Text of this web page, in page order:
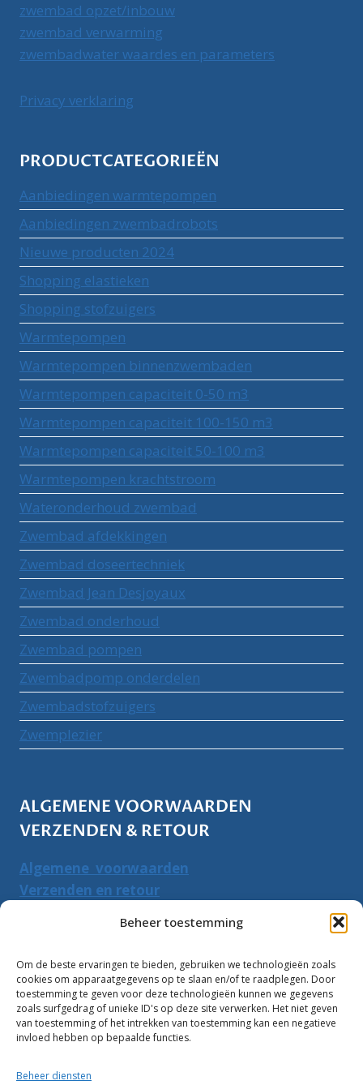
Beheer toestemming
Om de beste ervaringen te bieden, gebruiken we technologieën zoals
cookies om apparaatgegevens op te slaan en/of te raadplegen. Door
toestemming te geven voor deze technologieën kunnen we gegevens
zoals surfgedrag of unieke ID's op deze site verwerken. Het niet geven
van toestemming of het intrekken van toestemming kan een negatieve
invloed hebben op bepaalde functies.
Beheer diensten
zwembad opzet/inbouw
zwembad verwarming
zwembadwater waardes en parameters
Privacy verklaring
PRODUCTCATEGORIEËN
Aanbiedingen warmtepompen
Aanbiedingen zwembadrobots
Nieuwe producten 2024
Shopping elastieken
Shopping stofzuigers
Warmtepompen
Warmtepompen binnenzwembaden
Warmtepompen capaciteit 0-50 m3
Warmtepompen capaciteit 100-150 m3
Warmtepompen capaciteit 50-100 m3
Warmtepompen krachtstroom
Wateronderhoud zwembad
Zwembad afdekkingen
Zwembad doseertechniek
Zwembad Jean Desjoyaux
Zwembad onderhoud
Zwembad pompen
Zwembadpomp onderdelen
Zwembadstofzuigers
Zwemplezier
ALGEMENE VOORWAARDEN
VERZENDEN & RETOUR
Algemene voorwaarden
Verzenden en retour
PRODUCTEN ZOEKEN
Zoeken
naar:
Zoeken
10